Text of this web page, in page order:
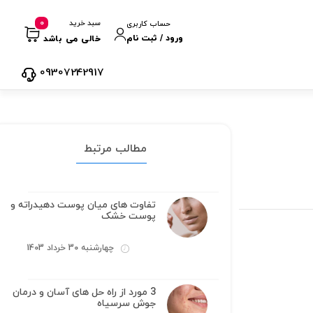
حساب کاربری
ورود / ثبت نام
سبد خرید
خالی می باشد
0
09307242917
مطالب مرتبط
تفاوت های میان پوست دهیدراته و
پوست خشک
چهارشنبه 30 خرداد 1403
3 مورد از راه حل های آسان و درمان
جوش سرسیاه